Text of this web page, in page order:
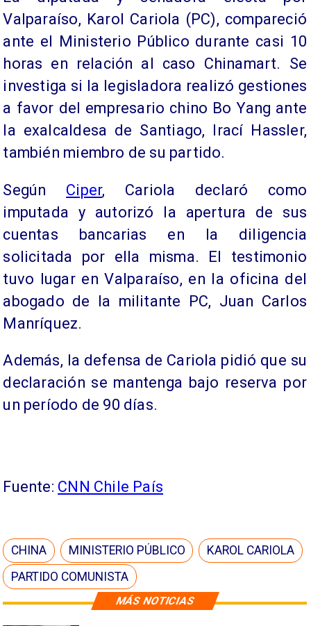
MÁS NOTICIAS
Valparaíso, Karol Cariola (PC), compareció
ante el Ministerio Público durante casi 10
horas en relación al caso Chinamart. Se
investiga si la legisladora realizó gestiones
a favor del empresario chino Bo Yang ante
la exalcaldesa de Santiago, Irací Hassler,
también miembro de su partido.
Según Ciper, Cariola declaró como
imputada y autorizó la apertura de sus
cuentas bancarias en la diligencia
solicitada por ella misma. El testimonio
tuvo lugar en Valparaíso, en la oficina del
abogado de la militante PC, Juan Carlos
Manríquez.
Además, la defensa de Cariola pidió que su
declaración se mantenga bajo reserva por
un período de 90 días.
Fuente: CNN Chile País
CHINA MINISTERIO PÚBLICO
KAROL CARIOLA
PARTIDO COMUNISTA